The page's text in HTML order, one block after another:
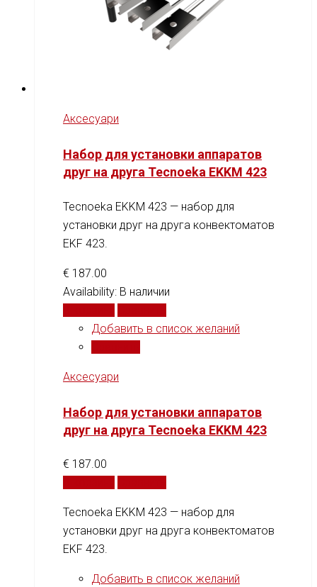
Аксесуари
Набор для установки аппаратов
друг на друга Tecnoeka EKKM 423
Tecnoeka EKKM 423 — набор для
установки друг на друга конвектоматов
EKF 423.
€ 187.00
Availability: В наличии
Добавить в список желаний
Аксесуари
Набор для установки аппаратов
друг на друга Tecnoeka EKKM 423
€ 187.00
Tecnoeka EKKM 423 — набор для
установки друг на друга конвектоматов
EKF 423.
Добавить в список желаний